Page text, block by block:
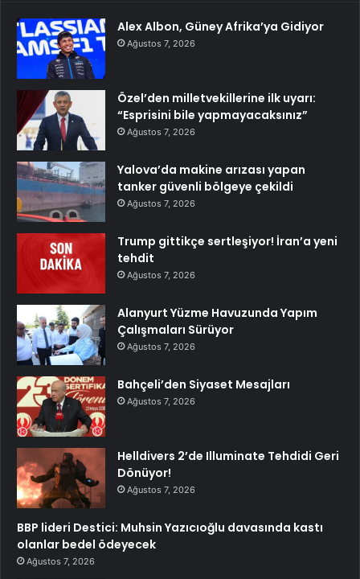
Alex Albon, Güney Afrika’ya Gidiyor
Ağustos 7, 2026
Özel’den milletvekillerine ilk uyarı:
“Esprisini bile yapmayacaksınız”
Ağustos 7, 2026
Yalova’da makine arızası yapan
tanker güvenli bölgeye çekildi
Ağustos 7, 2026
Trump gittikçe sertleşiyor! İran’a yeni
tehdit
Ağustos 7, 2026
Alanyurt Yüzme Havuzunda Yapım
Çalışmaları Sürüyor
Ağustos 7, 2026
Bahçeli’den Siyaset Mesajları
Ağustos 7, 2026
Helldivers 2’de Illuminate Tehdidi Geri
Dönüyor!
Ağustos 7, 2026
BBP lideri Destici: Muhsin Yazıcıoğlu davasında kastı
olanlar bedel ödeyecek
Ağustos 7, 2026